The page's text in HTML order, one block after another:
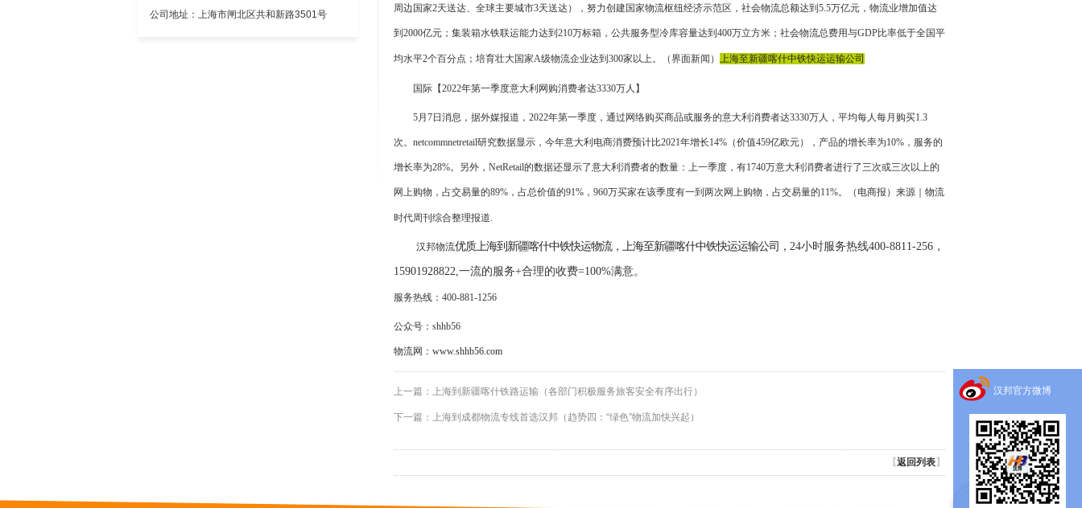
公司地址：上海市闸北区共和新路3501号
周边国家2天送达、全球主要城市3天送达），努力创建国家物流枢纽经济示范区，社会物流总额达到5.5万亿元，物流业增加值达
到2000亿元；集装箱水铁联运能力达到210万标箱，公共服务型冷库容量达到400万立方米；社会物流总费用与GDP比率低于全国平
均水平2个百分点；培育壮大国家A级物流企业达到300家以上。（界面新闻） 上海至新疆喀什中铁快运运输公司
国际【2022年第一季度意大利网购消费者达3330万人】
5月7日消息，据外媒报道，2022年第一季度，通过网络购买商品或服务的意大利消费者达3330万人，平均每人每月购买1.3
次。netcommnetretail研究数据显示，今年意大利电商消费预计比2021年增长14%（价值459亿欧元），产品的增长率为10%，服务的
增长率为28%。另外，NetRetail的数据还显示了意大利消费者的数量：上一季度，有1740万意大利消费者进行了三次或三次以上的
网上购物，占交易量的89%，占总价值的91%，960万买家在该季度有一到两次网上购物，占交易量的11%。（电商报）来源｜物流
时代周刊综合整理报道.
汉邦物流优质上海到新疆喀什中铁快运物流，上海至新疆喀什中铁快运运输公司， 24小时服务热线400-8811-256，
15901928822,一流的服务+合理的收费=100%满意。
服务热线： 400-881-1256
公众号： shhb56
物流网： www.shhb56.com
上一篇： 上海到新疆喀什铁路运输（各部门积极服务旅客安全有序出行）
下一篇： 上海到成都物流专线首选汉邦（趋势四：“绿色”物流加快兴起）
【返回列表】
汉邦官方微博